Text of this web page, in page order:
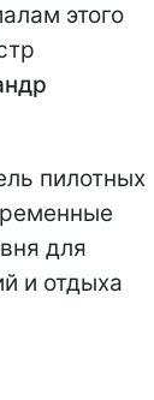
этого
пилотных
для
и отдыха